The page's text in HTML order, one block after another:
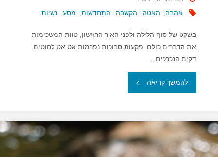
אהבה
האטה הקשבה התחדשות, מסע, נשיות
בשקט של סוף הלילה ולפני האור הראשון, טוות המשכימות
את הדברים כולם. פקעות סבוכות נפרמות אט אט לחוטים
דקים הנכרכים …
להמשך קריאה "הטוות"